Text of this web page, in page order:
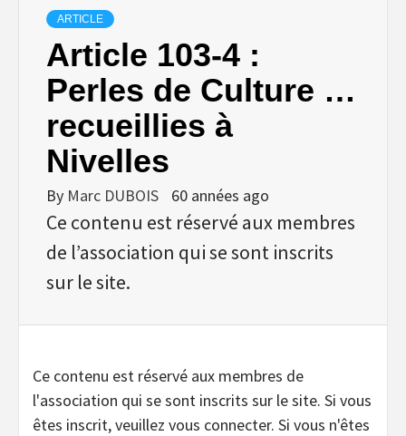
ARTICLE
Article 103-4 :
Perles de Culture …
recueillies à
Nivelles
By Marc DUBOIS 60 années ago
Ce contenu est réservé aux membres
de l’association qui se sont inscrits
sur le site.
Ce contenu est réservé aux membres de
l'association qui se sont inscrits sur le site. Si vous
êtes inscrit, veuillez vous connecter. Si vous n'êtes